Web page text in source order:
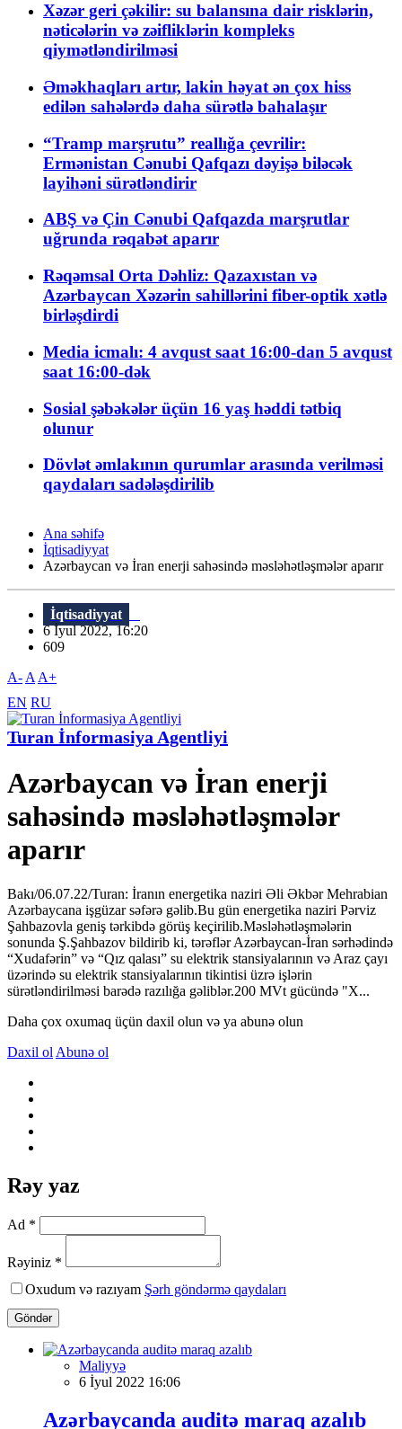
Xəzər geri çəkilir: su balansına dair risklərin,
nəticələrin və zəifliklərin kompleks
qiymətləndirilməsi
Əməkhaqları artır, lakin həyat ən çox hiss
edilən sahələrdə daha sürətlə bahalaşır
“Tramp marşrutu” reallığa çevrilir:
Ermənistan Cənubi Qafqazı dəyişə biləcək
layihəni sürətləndirir
ABŞ və Çin Cənubi Qafqazda marşrutlar
uğrunda rəqabət aparır
Rəqəmsal Orta Dəhliz: Qazaxıstan və
Azərbaycan Xəzərin sahillərini fiber-optik xətlə
birləşdirdi
Media icmalı: 4 avqust saat 16:00-dan 5 avqust
saat 16:00-dək
Sosial şəbəkələr üçün 16 yaş həddi tətbiq
olunur
Dövlət əmlakının qurumlar arasında verilməsi
qaydaları sadələşdirilib
Ana səhifə
İqtisadiyyat
Azərbaycan və İran enerji sahəsində məsləhətləşmələr aparır
İqtisadiyyat
6 İyul 2022, 16:20
609
A- A A+
EN RU
Turan İnformasiya Agentliyi
Azərbaycan və İran enerji
sahəsində məsləhətləşmələr
aparır
Bakı/06.07.22/Turan: İranın energetika naziri Əli Əkbər Mehrabian
Azərbaycana işgüzar səfərə gəlib.Bu gün energetika naziri Pərviz
Şahbazovla geniş tərkibdə görüş keçirilib.Məsləhətləşmələrin
sonunda Ş.Şahbazov bildirib ki, tərəflər Azərbaycan-İran sərhədində
“Xudafərin” və “Qız qalası” su elektrik stansiyalarının və Araz çayı
üzərində su elektrik stansiyalarının tikintisi üzrə işlərin
sürətləndirilməsi barədə razılığa gəliblər.200 MVt gücündə "X...
Daha çox oxumaq üçün daxil olun və ya abunə olun
Daxil ol Abunə ol
Rəy yaz
Ad *
Rəyiniz *
Oxudum və razıyam Şərh göndərmə qaydaları
Göndər
Maliyyə
6 İyul 2022 16:06
Azərbaycanda auditə maraq azalıb